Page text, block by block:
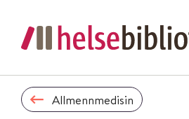
Allmennmedisin